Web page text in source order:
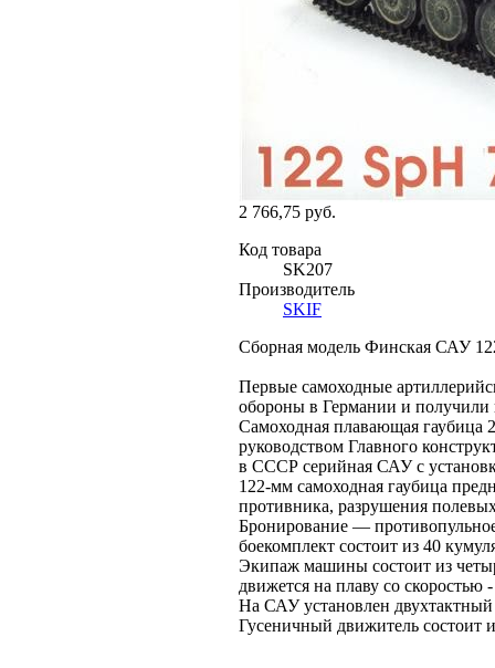
2 766,75 руб.
Код товара
SK207
Производитель
SKIF
Сборная модель Финская САУ
Первые самоходные
обороны в Германии и получили
Самоходная плавающая гаубица
руководством Главного
в СССР серийная САУ с
122-мм самоходная гаубица
противника, разрушения
Бронирование —
боекомплект состоит из 40
Экипаж машины состоит из
движется на плаву со скоростью
На САУ установлен
Гусеничный движитель состоит